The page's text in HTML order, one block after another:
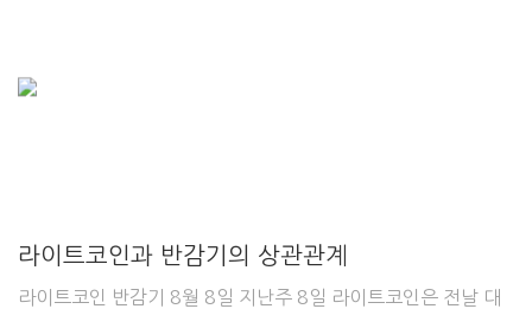
라이트코인과 반감기의 상관관계
라이트코인 반감기 8월 8일 지난주 8일 라이트코인은 전날 대